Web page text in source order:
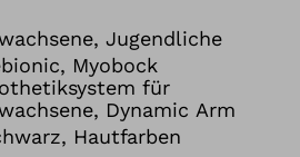
Jugendliche
Myobock
für
Dynamic Arm
Hautfarben